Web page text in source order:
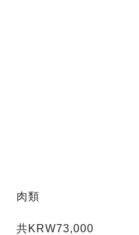
肉類
共KRW73,000